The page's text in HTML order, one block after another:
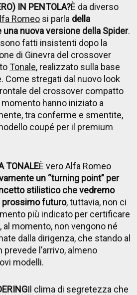
IN PENTOLA?È da diverso
Romeo si parla della
nuova versione della Spider.
fatti insistenti dopo la
di Ginevra del crossover
Tonale, realizzato sulla base
Come stregati dal nuovo look
del crossover compatto
hanno iniziato a
tra conferme e smentite,
coupé per il premium
TONALEÈ vero Alfa Romeo
un “turning point” per
stilistico che vedremo
prossimo futuro, tuttavia, non ci
più indicato per certificare
al momento, non vengono né
dalla dirigenza, che stando al
l’arrivo, almeno
modelli.
Il clima di segretezza che